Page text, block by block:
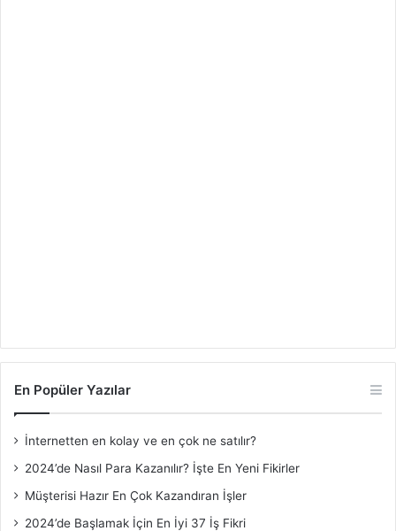
En Popüler Yazılar
İnternetten en kolay ve en çok ne satılır?
2024’de Nasıl Para Kazanılır? İşte En Yeni Fikirler
Müşterisi Hazır En Çok Kazandıran İşler
2024’de Başlamak İçin En İyi 37 İş Fikri